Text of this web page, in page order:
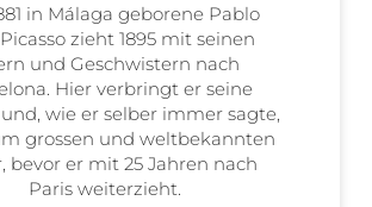
in Málaga geborene Pablo
zieht 1895 mit seinen
und Geschwistern nach
Hier verbringt er seine
wie er selber immer sagte,
grossen und weltbekannten
bevor er mit 25 Jahren nach
Paris weiterzieht.